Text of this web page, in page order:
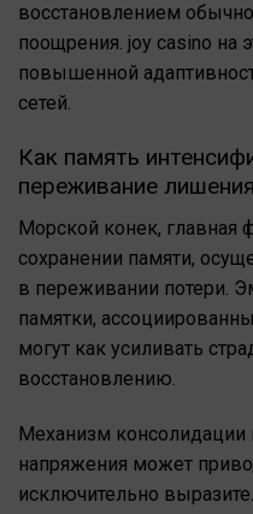
восстановлением
поощрения. joy casino на
повышенной
сетей.
Как память
переживание лишения
Морской конек, главная
сохранении памяти,
в переживании потери.
памятки,
могут как усиливать
восстановлению.
Механизм консолидации
напряжения может
исключительно